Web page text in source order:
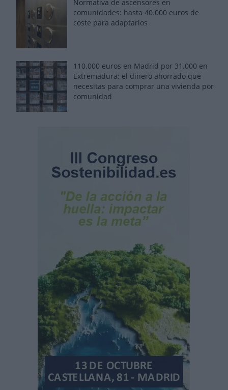
Normativa de ascensores en
comunidades: hasta 40.000 euros de
coste para adaptarlos
110.000 euros en Madrid por 31.000 en
Extremadura: el dinero ahorrado que
necesitas para comprar una vivienda por
comunidad